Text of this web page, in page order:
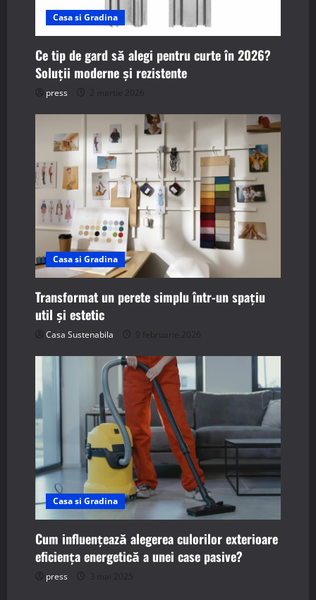
Casa si Gradina
Ce tip de gard să alegi pentru curte în 2026?
Soluții moderne și rezistente
press 2 martie 2026
Casa si Gradina
Transformat un perete simplu într-un spațiu
util și estetic
Casa Sustenabila 9 februarie 2026
Casa si Gradina
Cum influențează alegerea culorilor exterioare
eficiența energetică a unei case pasive?
press 3 mai 2025